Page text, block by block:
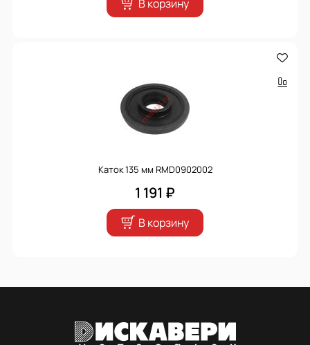
В корзину
Каток 135 мм RMD0902002
1 191 ₽
В корзину